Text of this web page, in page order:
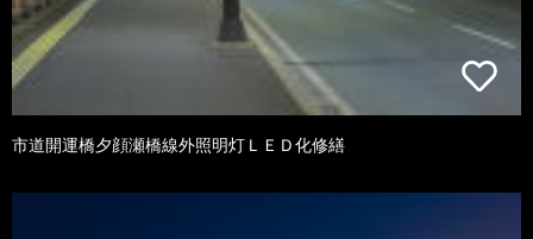
市道開運橋夕顔瀬橋線外照明灯ＬＥＤ化修繕